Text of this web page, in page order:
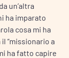
un’altra
ha imparato
cosa mi ha
“missionario a
ha fatto capire